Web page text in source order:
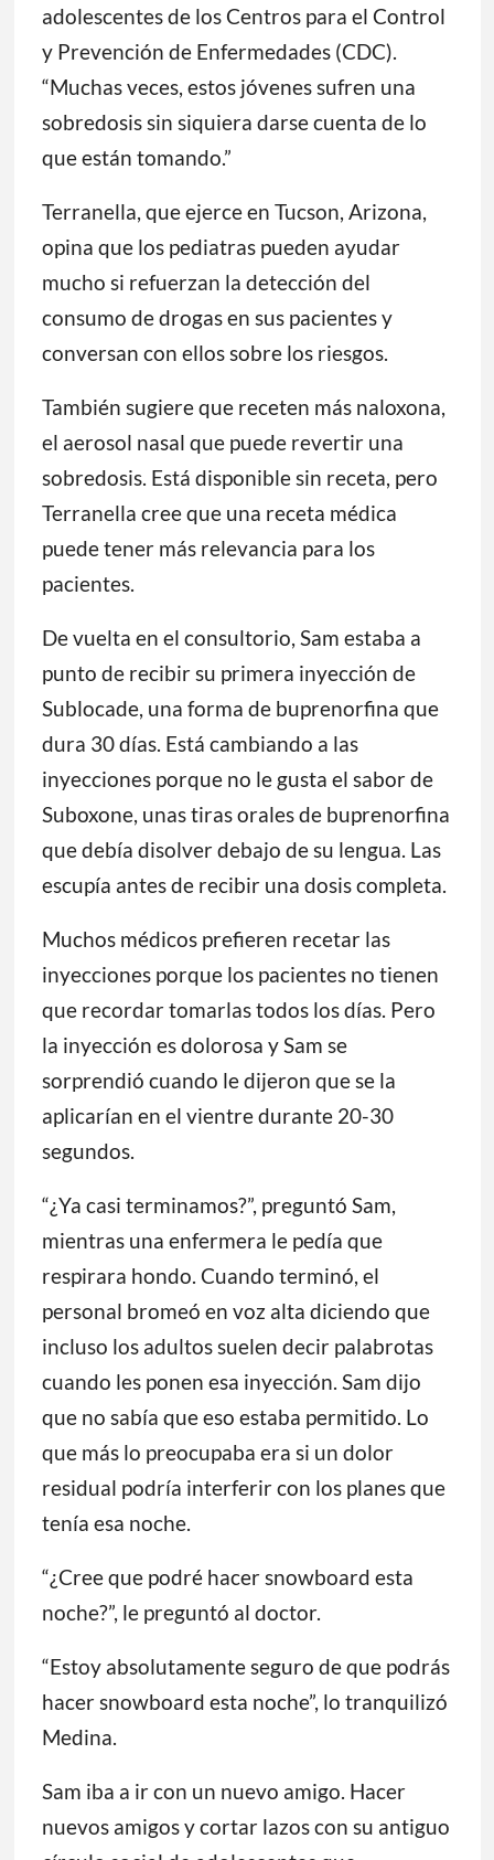
adolescentes de los Centros para el Control
y Prevención de Enfermedades (CDC).
“Muchas veces, estos jóvenes sufren una
sobredosis sin siquiera darse cuenta de lo
que están tomando.”
Terranella, que ejerce en Tucson, Arizona,
opina que los pediatras pueden ayudar
mucho si refuerzan la detección del
consumo de drogas en sus pacientes y
conversan con ellos sobre los riesgos.
También sugiere que receten más naloxona,
el aerosol nasal que puede revertir una
sobredosis. Está disponible sin receta, pero
Terranella cree que una receta médica
puede tener más relevancia para los
pacientes.
De vuelta en el consultorio, Sam estaba a
punto de recibir su primera inyección de
Sublocade, una forma de buprenorfina que
dura 30 días. Está cambiando a las
inyecciones porque no le gusta el sabor de
Suboxone, unas tiras orales de buprenorfina
que debía disolver debajo de su lengua. Las
escupía antes de recibir una dosis completa.
Muchos médicos prefieren recetar las
inyecciones porque los pacientes no tienen
que recordar tomarlas todos los días. Pero
la inyección es dolorosa y Sam se
sorprendió cuando le dijeron que se la
aplicarían en el vientre durante 20-30
segundos.
“¿Ya casi terminamos?”, preguntó Sam,
mientras una enfermera le pedía que
respirara hondo. Cuando terminó, el
personal bromeó en voz alta diciendo que
incluso los adultos suelen decir palabrotas
cuando les ponen esa inyección. Sam dijo
que no sabía que eso estaba permitido. Lo
que más lo preocupaba era si un dolor
residual podría interferir con los planes que
tenía esa noche.
“¿Cree que podré hacer snowboard esta
noche?”, le preguntó al doctor.
“Estoy absolutamente seguro de que podrás
hacer snowboard esta noche”, lo tranquilizó
Medina.
Sam iba a ir con un nuevo amigo. Hacer
nuevos amigos y cortar lazos con su antiguo